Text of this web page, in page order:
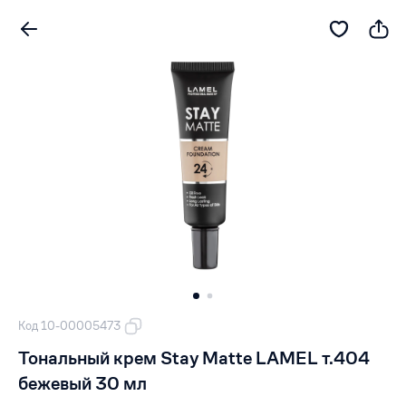
Код 10-00005473
Тональный крем Stay Matte LAMEL т.404
бежевый 30 мл